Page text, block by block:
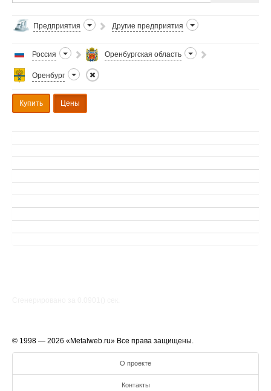
Предприятия Другие предприятия
Россия Оренбургская область
Оренбург
Купить Цены
© 1998 — 2026 «Metalweb.ru» Все права защищены.
О проекте
Контакты